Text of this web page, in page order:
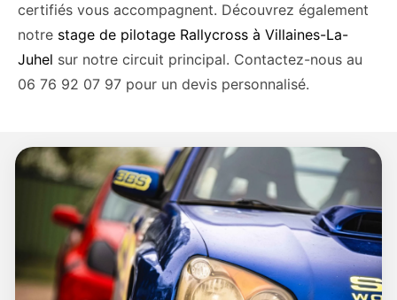
certifiés vous accompagnent. Découvrez également
notre stage de pilotage Rallycross à Villaines-La-
Juhel sur notre circuit principal. Contactez-nous au
06 76 92 07 97 pour un devis personnalisé.